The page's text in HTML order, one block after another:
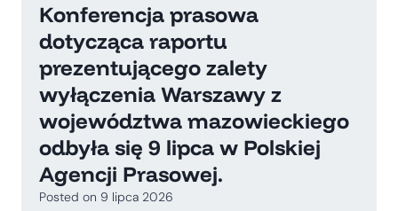
Konferencja prasowa
dotycząca raportu
prezentującego zalety
wyłączenia Warszawy z
województwa mazowieckiego
odbyła się 9 lipca w Polskiej
Agencji Prasowej.
Posted on 9 lipca 2026